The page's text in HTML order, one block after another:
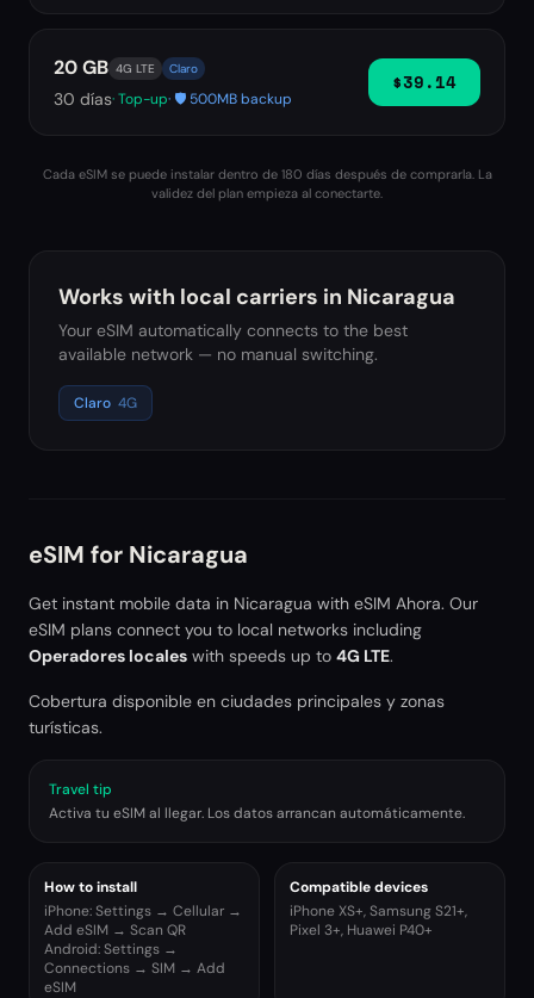
20 GB 4G LTE Claro
30 días· Top-up· 🛡️ 500MB backup
$39.14
Cada eSIM se puede instalar dentro de 180 días después de comprarla. La
validez del plan empieza al conectarte.
Works with local carriers in Nicaragua
Your eSIM automatically connects to the best
available network — no manual switching.
Claro 4G
eSIM for Nicaragua
Get instant mobile data in Nicaragua with eSIM Ahora. Our
eSIM plans connect you to local networks including
Operadores locales with speeds up to 4G LTE.
Cobertura disponible en ciudades principales y zonas
turísticas.
Travel tip
Activa tu eSIM al llegar. Los datos arrancan automáticamente.
How to install
iPhone: Settings → Cellular →
Add eSIM → Scan QR
Android: Settings →
Connections → SIM → Add
eSIM
Compatible devices
iPhone XS+, Samsung S21+,
Pixel 3+, Huawei P40+